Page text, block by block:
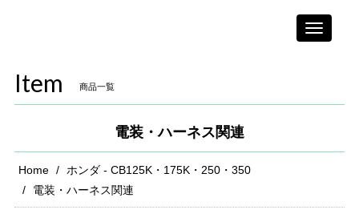
Toggle
Item 商品一覧
電装・ハーネス関連
Home
ホンダ - CB125K・175K・250・350
電装・ハーネス関連